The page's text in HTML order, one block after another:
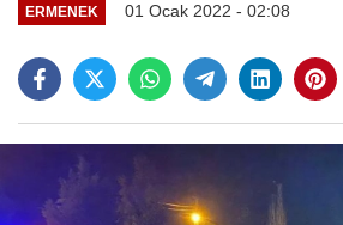
ERMENEK 01 Ocak 2022 - 02:08